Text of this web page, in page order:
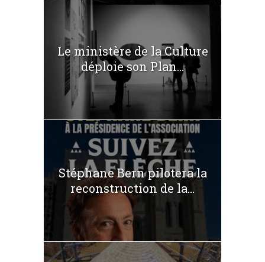
Le ministère de la Culture
déploie son Plan...
Stéphane Bern pilotera la
reconstruction de la...